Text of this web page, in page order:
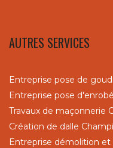
AUTRES SERVICES
Entreprise pose de
Entreprise pose
Travaux de maçonnerie
Création de dalle
Entreprise démolition